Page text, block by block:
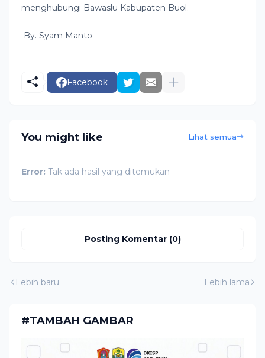
menghubungi Bawaslu Kabupaten Buol.
By. Syam Manto
Facebook
You might like Lihat semua
Error: Tak ada hasil yang ditemukan
Posting Komentar (0)
Lebih baru Lebih lama
#TAMBAH GAMBAR